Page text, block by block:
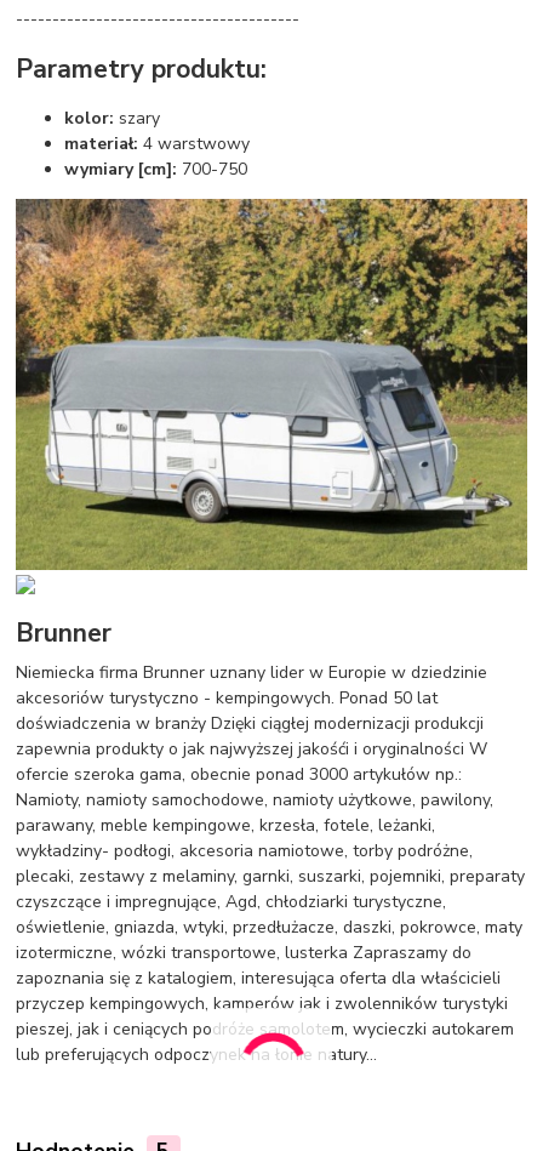
---------------------------------------
Parametry produktu:
kolor: szary
materiał: 4 warstwowy
wymiary [cm]: 700-750
Brunner
Niemiecka firma Brunner uznany lider w Europie w dziedzinie
akcesoriów turystyczno - kempingowych. Ponad 50 lat
doświadczenia w branży Dzięki ciągłej modernizacji produkcji
zapewnia produkty o jak najwyższej jakośći i oryginalności W
ofercie szeroka gama, obecnie ponad 3000 artykułów np.:
Namioty, namioty samochodowe, namioty użytkowe, pawilony,
parawany, meble kempingowe, krzesła, fotele, leżanki,
wykładziny- podłogi, akcesoria namiotowe, torby podróżne,
plecaki, zestawy z melaminy, garnki, suszarki, pojemniki, preparaty
czyszczące i impregnujące, Agd, chłodziarki turystyczne,
oświetlenie, gniazda, wtyki, przedłużacze, daszki, pokrowce, maty
izotermiczne, wózki transportowe, lusterka Zapraszamy do
zapoznania się z katalogiem, interesująca oferta dla właścicieli
przyczep kempingowych, kamperów jak i zwolenników turystyki
pieszej, jak i ceniących podróże samolotem, wycieczki autokarem
lub preferujących odpoczynek na łonie natury...